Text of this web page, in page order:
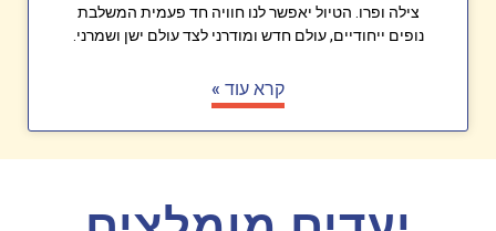
צילה ופרו. הטיול יאפשר לנו חוויה חד פעמית המשלבת
נופים ייחודיים, עולם חדש ומודרני לצד עולם ישן ושמרני.
קרא עוד »